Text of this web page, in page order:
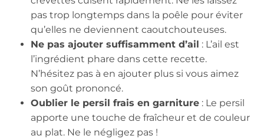
pas trop longtemps dans la poêle pour éviter
qu’elles ne deviennent caoutchouteuses.
Ne pas ajouter suffisamment d’ail : L’ail est
l’ingrédient phare dans cette recette.
N’hésitez pas à en ajouter plus si vous aimez
son goût prononcé.
Oublier le persil frais en garniture : Le persil
apporte une touche de fraîcheur et de couleur
au plat. Ne le négligez pas !